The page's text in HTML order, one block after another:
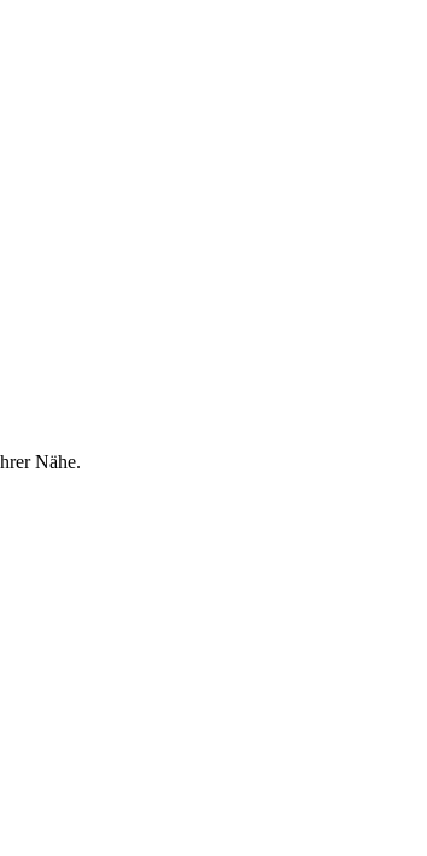
Nähe.